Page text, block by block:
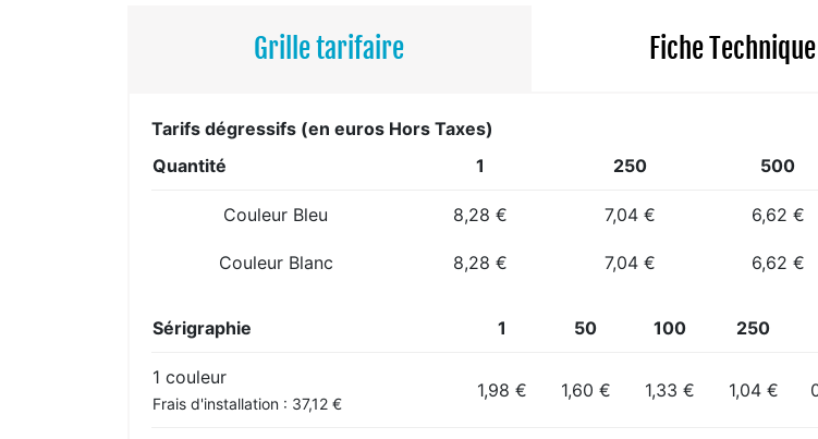
Grille tarifaire Fiche Technique
Tarifs dégressifs (en euros Hors Taxes)
Quantité
1 250 500
Couleur Bleu 8,28 € 7,04 € 6,62 €
Couleur Blanc 8,28 € 7,04 € 6,62 €
Sérigraphie 1 50 100 250
1 couleur
Frais d'installation : 37,12 €
1,98 € 1,60 € 1,33 € 1,04 €